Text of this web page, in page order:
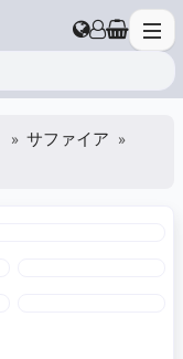
サファイア